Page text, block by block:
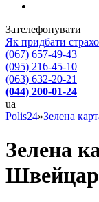
Зателефонувати
Як придбати
(067) 657-49-43
(095) 216-45-10
(063) 632-20-21
(044) 200-01-24
ua
Polis24»Зелена
Зелена